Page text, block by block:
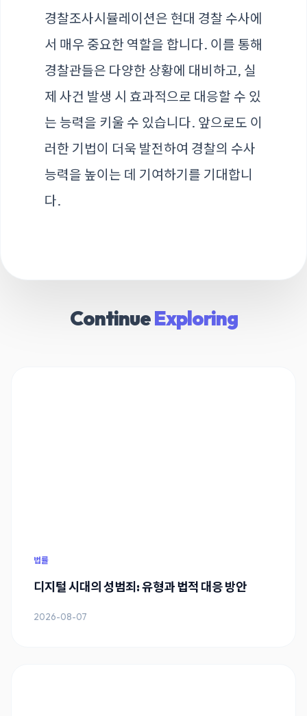
경찰조사시뮬레이션은 현대 경찰 수사에
서 매우 중요한 역할을 합니다. 이를 통해
경찰관들은 다양한 상황에 대비하고, 실
제 사건 발생 시 효과적으로 대응할 수 있
는 능력을 키울 수 있습니다. 앞으로도 이
러한 기법이 더욱 발전하여 경찰의 수사
능력을 높이는 데 기여하기를 기대합니
다.
ContinueExploring
법률
디지털 시대의 성범죄: 유형과 법적 대응 방안
2026-08-07